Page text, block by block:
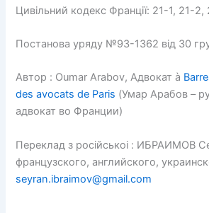
Цивільний кодекс Франції: 21-1, 21-
Постанова уряду №93-1362 від 30
Автор : Oumar Arabov, Адвокат à
des avocats de Paris (Умар Арабов –
адвокат во Франции)
Переклад з росiйськоi : ИБРАИМОВ
французского, английского,
seyran.ibraimov@gmail.com